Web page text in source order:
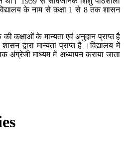
के नाम से कक्षा 1 से 8 तक शासन
कक्षाओं के मान्यता एवं अनुदान प्राप्त है
द्वारा मान्यता प्राप्त है ।विद्यालय में
अंग्रेजी माध्यम में अध्यापन कराया जाता